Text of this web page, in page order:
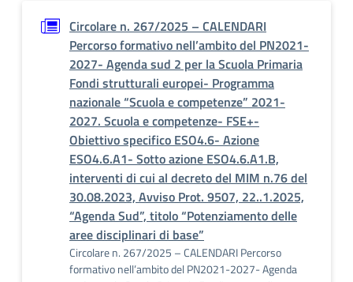
Circolare n. 267/2025 – CALENDARI
Percorso formativo nell’ambito del PN2021-
2027- Agenda sud 2 per la Scuola Primaria
Fondi strutturali europei- Programma
nazionale “Scuola e competenze” 2021-
2027. Scuola e competenze- FSE+-
Obiettivo specifico ESO4.6- Azione
ESO4.6.A1- Sotto azione ESO4.6.A1.B,
interventi di cui al decreto del MIM n.76 del
30.08.2023, Avviso Prot. 9507, 22..1.2025,
“Agenda Sud”, titolo “Potenziamento delle
aree disciplinari di base”
Circolare n. 267/2025 – CALENDARI Percorso
formativo nell’ambito del PN2021-2027- Agenda